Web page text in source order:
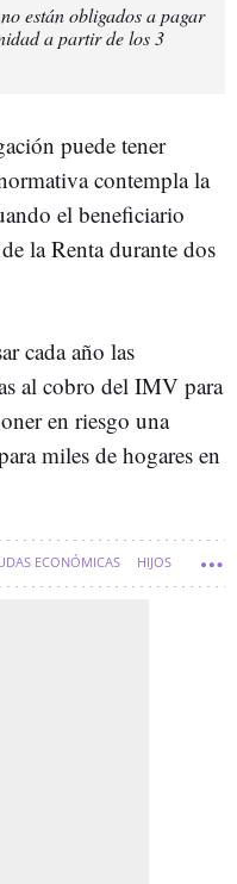
están obligados a pagar
a partir de los 3
puede tener
contempla la
el beneficiario
la Renta durante dos
cada año las
al cobro del IMV para
en riesgo una
miles de hogares en
ECONÓMICAS HIJOS